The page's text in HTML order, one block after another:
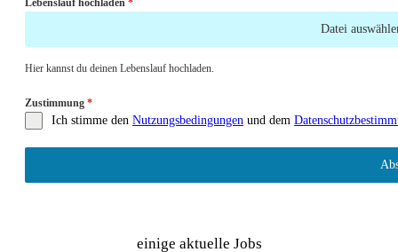
Lebenslauf hochladen *
Datei
Hier kannst du deinen Lebenslauf hochladen.
Zustimmung *
Ich stimme den Nutzungsbedingungen und dem
einige aktuelle Jobs